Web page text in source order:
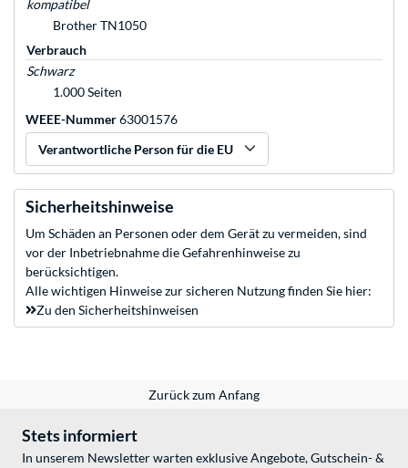
kompatibel
Brother TN1050
Verbrauch
Schwarz
1.000 Seiten
WEEE-Nummer63001576
Verantwortliche Person für die EU
Sicherheitshinweise
Um Schäden an Personen oder dem Gerät zu vermeiden, sind
vor der Inbetriebnahme die Gefahrenhinweise zu
berücksichtigen.
Alle wichtigen Hinweise zur sicheren Nutzung finden Sie hier:
Zu den Sicherheitshinweisen
Zurück zum Anfang
Stets informiert
In unserem Newsletter warten exklusive Angebote, Gutschein- &